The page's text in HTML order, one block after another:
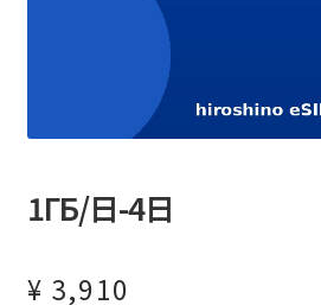
1ГБ/日-4日
¥ 3,910